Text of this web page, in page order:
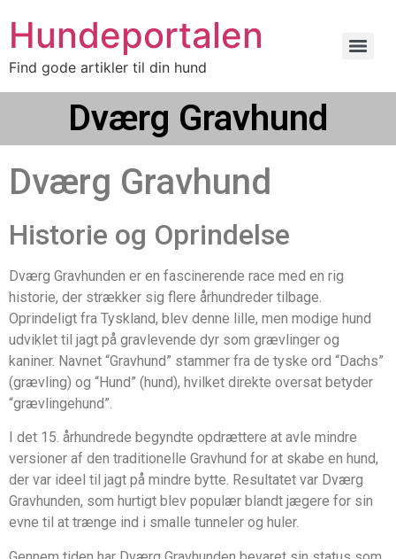
Hundeportalen
Find gode artikler til din hund
Dværg Gravhund
Dværg Gravhund
Historie og Oprindelse
Dværg Gravhunden er en fascinerende race med en rig
historie, der strækker sig flere århundreder tilbage.
Oprindeligt fra Tyskland, blev denne lille, men modige hund
udviklet til jagt på gravlevende dyr som grævlinger og
kaniner. Navnet “Gravhund” stammer fra de tyske ord “Dachs”
(grævling) og “Hund” (hund), hvilket direkte oversat betyder
“grævlingehund”.
I det 15. århundrede begyndte opdrættere at avle mindre
versioner af den traditionelle Gravhund for at skabe en hund,
der var ideel til jagt på mindre bytte. Resultatet var Dværg
Gravhunden, som hurtigt blev populær blandt jægere for sin
evne til at trænge ind i smalle tunneler og huler.